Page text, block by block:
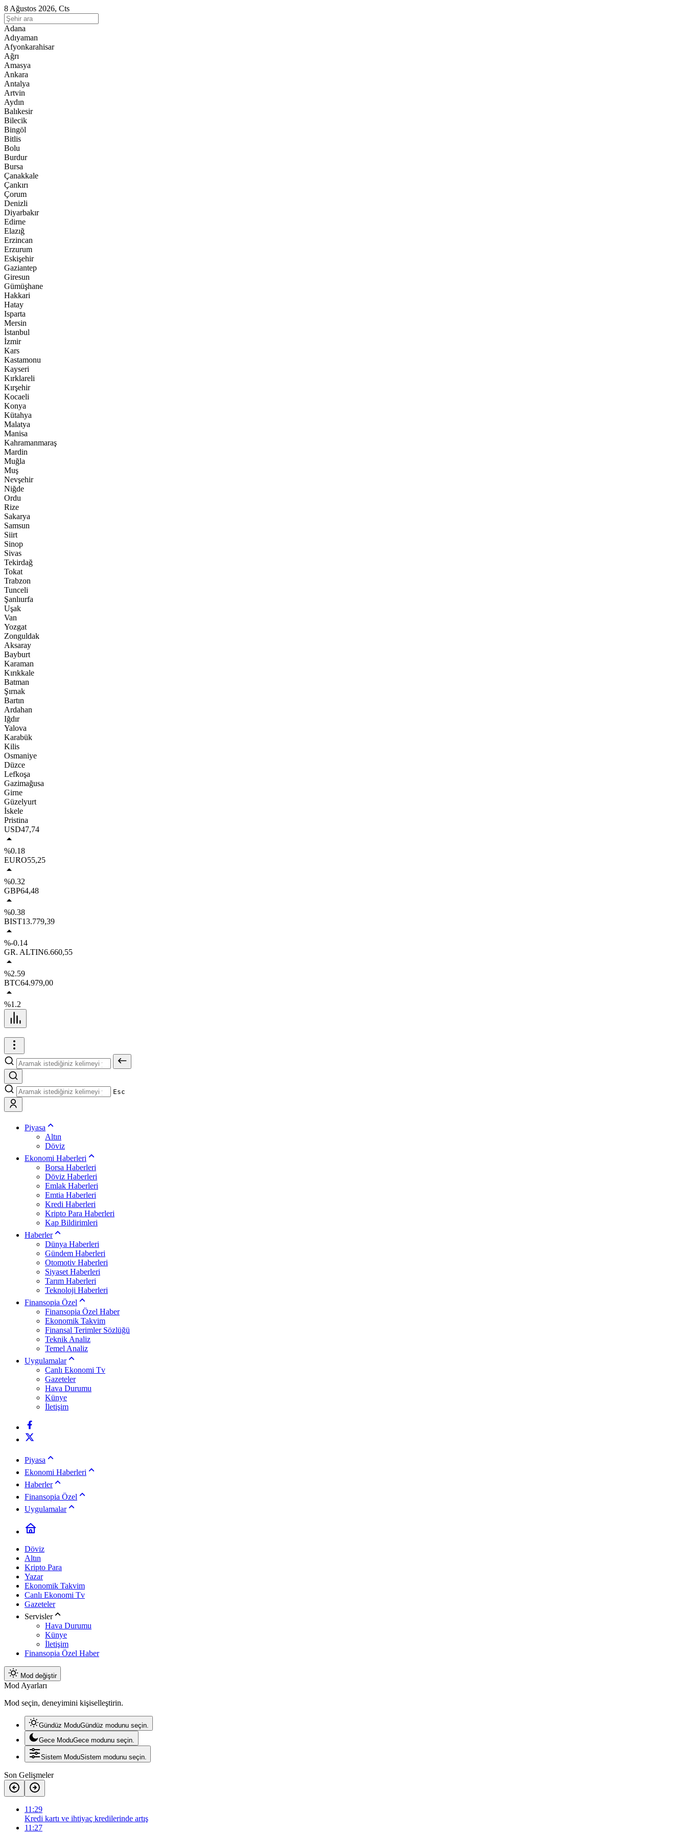
8 Ağustos 2026, Cts
Adana
Adıyaman
Afyonkarahisar
Ağrı
Amasya
Ankara
Antalya
Artvin
Aydın
Balıkesir
Bilecik
Bingöl
Bitlis
Bolu
Burdur
Bursa
Çanakkale
Çankırı
Çorum
Denizli
Diyarbakır
Edirne
Elazığ
Erzincan
Erzurum
Eskişehir
Gaziantep
Giresun
Gümüşhane
Hakkari
Hatay
Isparta
Mersin
İstanbul
İzmir
Kars
Kastamonu
Kayseri
Kırklareli
Kırşehir
Kocaeli
Konya
Kütahya
Malatya
Manisa
Kahramanmaraş
Mardin
Muğla
Muş
Nevşehir
Niğde
Ordu
Rize
Sakarya
Samsun
Siirt
Sinop
Sivas
Tekirdağ
Tokat
Trabzon
Tunceli
Şanlıurfa
Uşak
Van
Yozgat
Zonguldak
Aksaray
Bayburt
Karaman
Kırıkkale
Batman
Şırnak
Bartın
Ardahan
Iğdır
Yalova
Karabük
Kilis
Osmaniye
Düzce
Lefkoşa
Gazimağusa
Girne
Güzelyurt
İskele
Pristina
USD47,74
%0.18
EURO55,25
%0.32
GBP64,48
%0.38
BIST13.779,39
%-0.14
GR. ALTIN6.660,55
%2.59
BTC64.979,00
%1.2
Esc
Piyasa
Altın
Döviz
Ekonomi Haberleri
Borsa Haberleri
Döviz Haberleri
Emlak Haberleri
Emtia Haberleri
Kredi Haberleri
Kripto Para Haberleri
Kap Bildirimleri
Haberler
Dünya Haberleri
Gündem Haberleri
Otomotiv Haberleri
Siyaset Haberleri
Tarım Haberleri
Teknoloji Haberleri
Finansopia Özel
Finansopia Özel Haber
Ekonomik Takvim
Finansal Terimler Sözlüğü
Teknik Analiz
Temel Analiz
Uygulamalar
Canlı Ekonomi Tv
Gazeteler
Hava Durumu
Künye
İletişim
Piyasa
Ekonomi Haberleri
Haberler
Finansopia Özel
Uygulamalar
Döviz
Altın
Kripto Para
Yazar
Ekonomik Takvim
Canlı Ekonomi Tv
Gazeteler
Servisler
Hava Durumu
Künye
İletişim
Finansopia Özel Haber
Mod değiştir
Mod Ayarları
Mod seçin, deneyimini kişiselleştirin.
Gündüz ModuGündüz modunu seçin.
Gece ModuGece modunu seçin.
Sistem ModuSistem modunu seçin.
Son Gelişmeler
11:29
Kredi kartı ve ihtiyaç kredilerinde artış
11:27